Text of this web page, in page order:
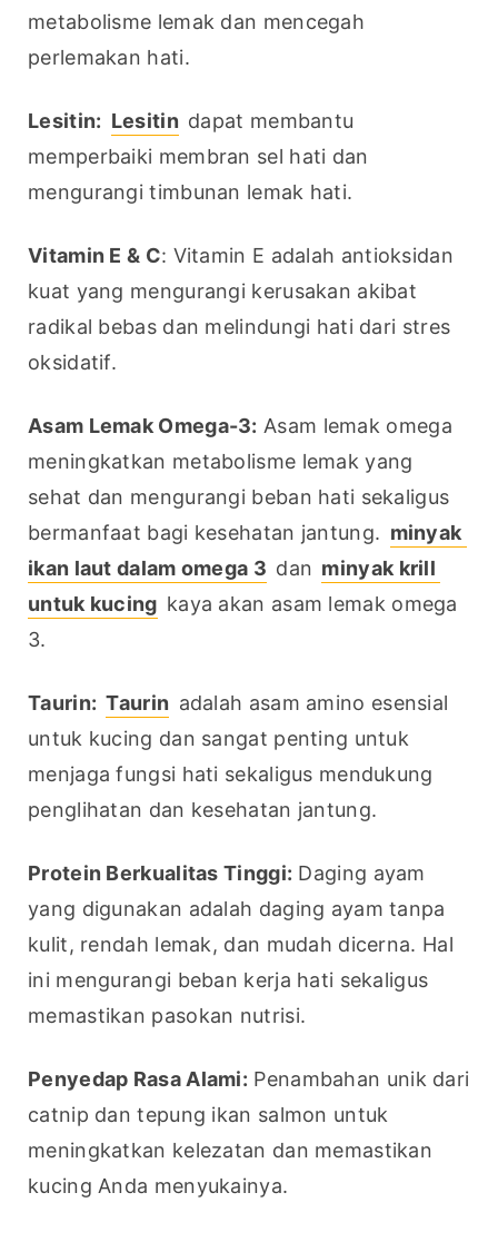
metabolisme lemak dan mencegah
perlemakan hati.
Lesitin: Lesitin dapat membantu
memperbaiki membran sel hati dan
mengurangi timbunan lemak hati.
Vitamin E & C: Vitamin E adalah antioksidan
kuat yang mengurangi kerusakan akibat
radikal bebas dan melindungi hati dari stres
oksidatif.
Asam Lemak Omega-3: Asam lemak omega
meningkatkan metabolisme lemak yang
sehat dan mengurangi beban hati sekaligus
bermanfaat bagi kesehatan jantung. minyak
ikan laut dalam omega 3 dan minyak krill
untuk kucing kaya akan asam lemak omega
3.
Taurin: Taurin adalah asam amino esensial
untuk kucing dan sangat penting untuk
menjaga fungsi hati sekaligus mendukung
penglihatan dan kesehatan jantung.
Protein Berkualitas Tinggi: Daging ayam
yang digunakan adalah daging ayam tanpa
kulit, rendah lemak, dan mudah dicerna. Hal
ini mengurangi beban kerja hati sekaligus
memastikan pasokan nutrisi.
Penyedap Rasa Alami: Penambahan unik dari
catnip dan tepung ikan salmon untuk
meningkatkan kelezatan dan memastikan
kucing Anda menyukainya.